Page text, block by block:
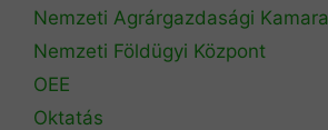
Nemzeti Agrárgazdasági Kamara
Nemzeti Földügyi Központ
OEE
Oktatás